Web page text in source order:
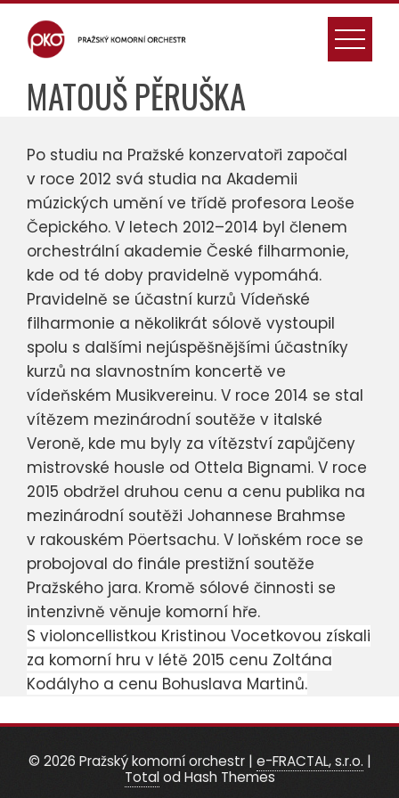
Skip
content
MATOUŠ PĚRUŠKA
Po studiu na Pražské konzervatoři započal
v roce 2012 svá studia na Akademii
múzických umění ve třídě profesora Leoše
Čepického. V letech 2012–2014 byl členem
orchestrální akademie České filharmonie,
kde od té doby pravidelně vypomáhá.
Pravidelně se účastní kurzů Vídeňské
filharmonie a několikrát sólově vystoupil
spolu s dalšími nejúspěšnějšími účastníky
kurzů na slavnostním koncertě ve
vídeňském Musikvereinu. V roce 2014 se stal
vítězem mezinárodní soutěže v italské
Veroně, kde mu byly za vítězství zapůjčeny
mistrovské housle od Ottela Bignami. V roce
2015 obdržel druhou cenu a cenu publika na
mezinárodní soutěži Johannese Brahmse
v rakouském Pöertsachu. V loňském roce se
probojoval do finále prestižní soutěže
Pražského jara. Kromě sólové činnosti se
intenzivně věnuje komorní hře.
S violoncellistkou Kristinou Vocetkovou získali
za komorní hru v létě 2015 cenu Zoltána
Kodályho a cenu Bohuslava Martinů.
© 2026 Pražský komorní orchestr | e-FRACTAL, s.r.o. |
Totalod Hash Themes